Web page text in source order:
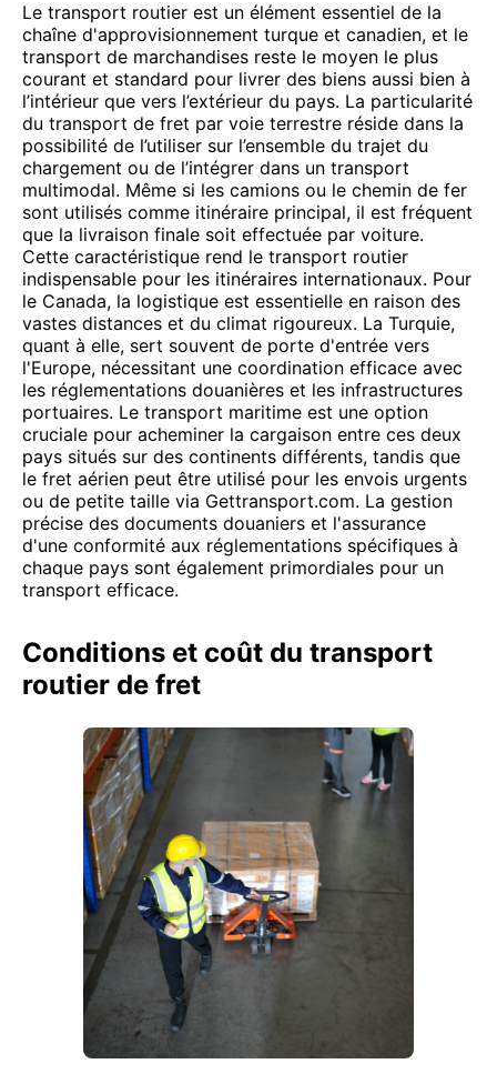
Le transport routier est un élément essentiel de la
chaîne d'approvisionnement turque et canadien, et le
transport de marchandises reste le moyen le plus
courant et standard pour livrer des biens aussi bien à
l’intérieur que vers l’extérieur du pays. La particularité
du transport de fret par voie terrestre réside dans la
possibilité de l’utiliser sur l’ensemble du trajet du
chargement ou de l’intégrer dans un transport
multimodal. Même si les camions ou le chemin de fer
sont utilisés comme itinéraire principal, il est fréquent
que la livraison finale soit effectuée par voiture.
Cette caractéristique rend le transport routier
indispensable pour les itinéraires internationaux. Pour
le Canada, la logistique est essentielle en raison des
vastes distances et du climat rigoureux. La Turquie,
quant à elle, sert souvent de porte d'entrée vers
l'Europe, nécessitant une coordination efficace avec
les réglementations douanières et les infrastructures
portuaires. Le transport maritime est une option
cruciale pour acheminer la cargaison entre ces deux
pays situés sur des continents différents, tandis que
le fret aérien peut être utilisé pour les envois urgents
ou de petite taille via Gettransport.com. La gestion
précise des documents douaniers et l'assurance
d'une conformité aux réglementations spécifiques à
chaque pays sont également primordiales pour un
transport efficace.
Conditions et coût du transport
routier de fret